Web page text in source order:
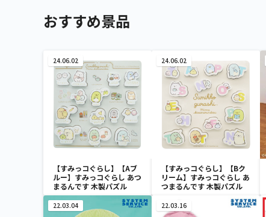
おすすめ景品
24.06.02
【すみっコぐらし】【Aブ
ルー】すみっコぐらし あつ
まるんです 木製パズル
24.06.02
【すみっコぐらし】【Bク
リーム】すみっコぐらし あ
つまるんです 木製パズル
22.03.04 22.03.16